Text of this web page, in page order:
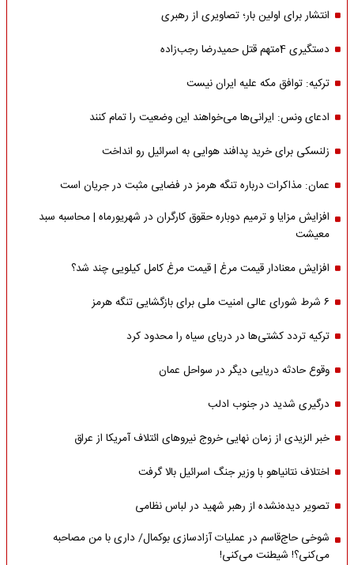
انتشار برای اولین بار؛ تصاویری از رهبری
دستگیری 4متهم قتل حمیدرضا رجب‌زاده
ترکیه: توافق مکه علیه ایران نیست
ادعای ونس: ایرانی‌ها می‌خواهند این وضعیت را تمام کنند
زلنسکی برای خرید پدافند هوایی به اسرائیل رو انداخت
عمان: مذاکرات درباره تنگه هرمز در فضایی مثبت در جریان است
افزایش مزایا و ترمیم دوباره حقوق کارگران در شهریورماه | محاسبه سبد
معیشت
افزایش معنادار قیمت مرغ | قیمت مرغ کامل کیلویی چند شد؟
۶ شرط شورای عالی امنیت ملی برای بازگشایی تنگه هرمز
ترکیه تردد کشتی‌ها در دریای سیاه را محدود کرد
وقوع حادثه دریایی دیگر در سواحل عمان
درگیری شدید در جنوب ادلب
خبر الزیدی از زمان نهایی خروج نیروهای ائتلاف آمریکا از عراق
اختلاف نتانیاهو با وزیر جنگ اسرائیل بالا گرفت
تصویر دیده‌نشده از رهبر شهید در لباس نظامی
شوخی حاج‌قاسم در عملیات آزادسازی بوکمال/ داری با من مصاحبه‌
می‌کنی؟! شیطنت می‌کنی!